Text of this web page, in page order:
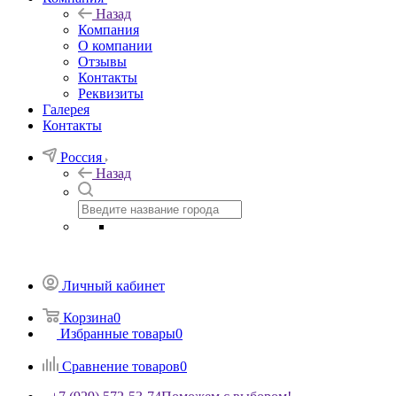
Назад
Компания
О компании
Отзывы
Контакты
Реквизиты
Галерея
Контакты
Россия
Назад
Личный кабинет
Корзина0
Избранные товары0
Сравнение товаров0